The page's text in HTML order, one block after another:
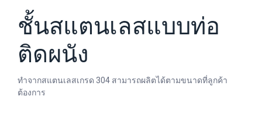
ชั้นสแตนเลสแบบท่อ
ติดผนัง
ทำจากสแตนเลสเกรด 304 สามารถผลิตได้ตามขนาดที่ลูกค้า
ต้องการ